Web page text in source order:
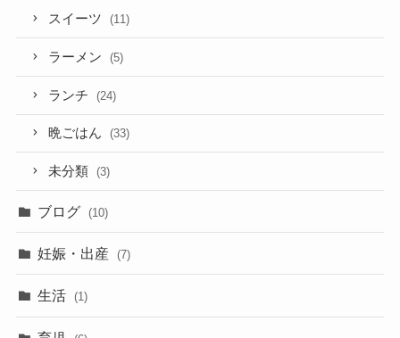
スイーツ (11)
ラーメン (5)
ランチ (24)
晩ごはん (33)
未分類 (3)
ブログ (10)
妊娠・出産 (7)
生活 (1)